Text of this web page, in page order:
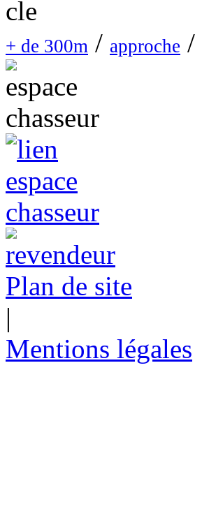
+ de 300m / approche /
Plan de site
|
Mentions légales